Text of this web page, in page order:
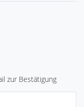
zur Bestätigung